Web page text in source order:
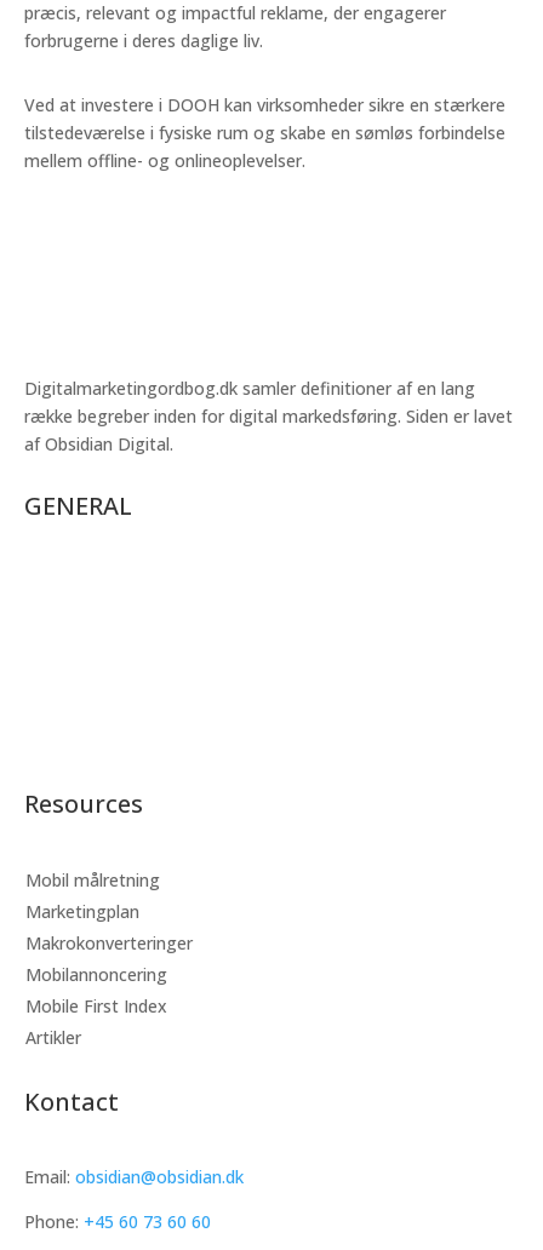
præcis, relevant og impactful reklame, der engagerer
forbrugerne i deres daglige liv.
Ved at investere i DOOH kan virksomheder sikre en stærkere
tilstedeværelse i fysiske rum og skabe en sømløs forbindelse
mellem offline- og onlineoplevelser.
Digitalmarketingordbog.dk samler definitioner af en lang
række begreber inden for digital markedsføring. Siden er lavet
af Obsidian Digital.
GENERAL
Resources
Mobil målretning
Marketingplan
Makrokonverteringer
Mobilannoncering
Mobile First Index
Artikler
Kontact
Email: obsidian@obsidian.dk
Phone: +45 60 73 60 60